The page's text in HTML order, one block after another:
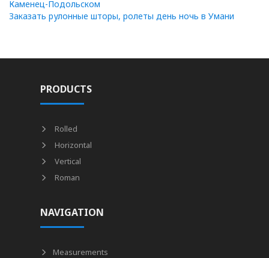
Каменец-Подольском
Заказать рулонные шторы, ролеты день ночь в Умани
PRODUCTS
Rolled
Horizontal
Vertical
Roman
NAVIGATION
Measurements